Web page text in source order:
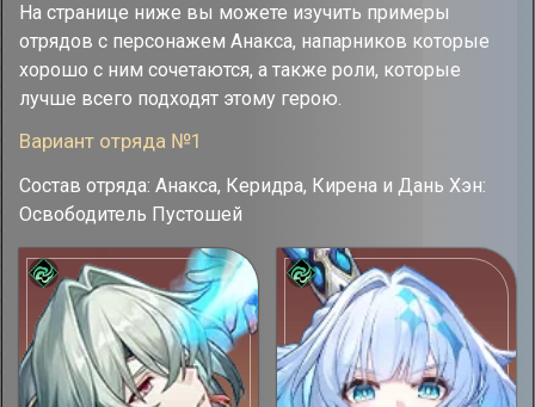
На странице ниже вы можете изучить примеры
отрядов с персонажем Анакса, напарников которые
хорошо с ним сочетаются, а также роли, которые
лучше всего подходят этому герою.
Вариант отряда №1
Состав отряда: Анакса, Керидра, Кирена и Дань Хэн:
Освободитель Пустошей